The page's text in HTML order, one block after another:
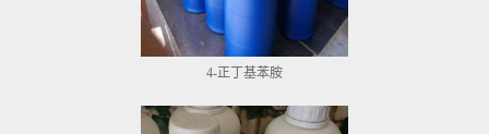
4-正丁基苯胺